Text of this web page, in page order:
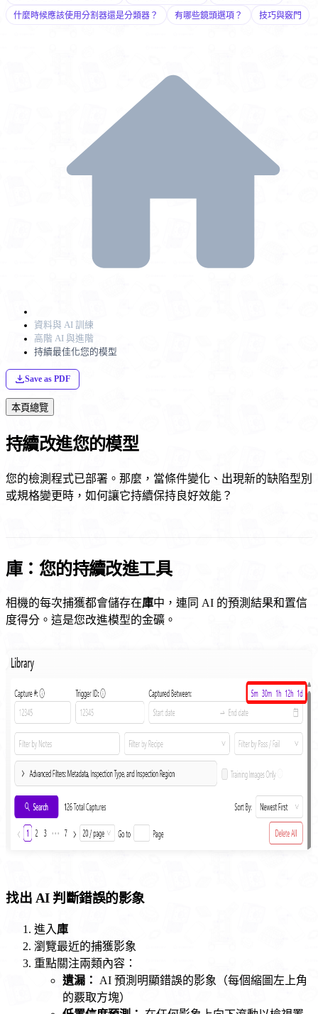
什麼時候應該使用分割器還是分類器？
有哪些鏡頭選項？ 技巧與竅門
資料與 AI 訓練
高階 AI 與進階
持續最佳化您的模型
Save as PDF
本頁總覽
持續改進您的模型
您的檢測程式已部署。那麼，當條件變化、出現新的缺陷型別
或規格變更時，如何讓它持續保持良好效能？
庫：您的持續改進工具
相機的每次捕獲都會儲存在庫中，連同 AI 的預測結果和置信
度得分。這是您改進模型的金礦。
找出 AI 判斷錯誤的影象
進入 庫
瀏覽最近的捕獲影象
重點關注兩類內容：
遺漏：
AI 預測明顯錯誤的影象（每個縮圖左上角
的覈取方塊）